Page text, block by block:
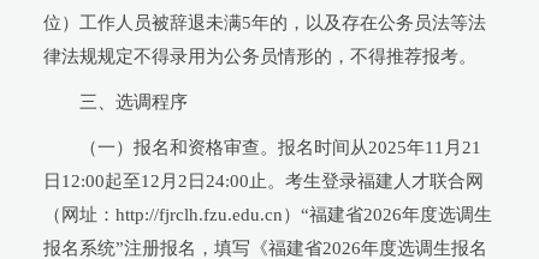
位）工作人员被辞退未满5年的，以及存在公务员法等法
律法规规定不得录用为公务员情形的，不得推荐报考。
三、选调程序
（一）报名和资格审查。报名时间从2025年11月21
日12:00起至12月2日24:00止。考生登录福建人才联合网
（网址：http://fjrclh.fzu.edu.cn）“福建省2026年度选调生
报名系统”注册报名，填写《福建省2026年度选调生报名